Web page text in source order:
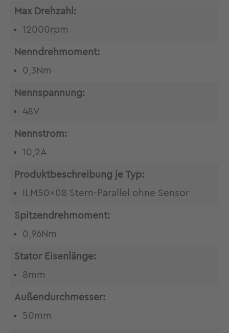
Max Drehzahl:
12000rpm
Nenndrehmoment:
0,3Nm
Nennspannung:
48V
Nennstrom:
10,2A
Produktbeschreibung je Typ:
ILM50x08 Stern-Parallel ohne Sensor
Spitzendrehmoment:
0,96Nm
Stator Eisenlänge:
8mm
Außendurchmesser:
50mm